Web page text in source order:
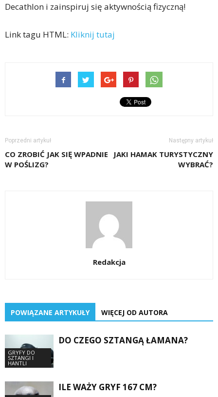
Decathlon i zainspiruj się aktywnością fizyczną!
Link tagu HTML: Kliknij tutaj
Poprzedni artykuł
CO ZROBIĆ JAK SIĘ WPADNIE
W POŚLIZG?
Następny artykuł
JAKI HAMAK TURYSTYCZNY
WYBRAĆ?
Redakcja
POWIĄZANE ARTYKUŁY WIĘCEJ OD AUTORA
GRYFY DO
SZTANGI I
HANTLI
DO CZEGO SZTANGĄ ŁAMANA?
ILE WAŻY GRYF 167 CM?